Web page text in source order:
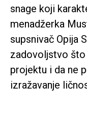
snage koji
menadžerka
supsnivač Opija
zadovoljstvo
projektu i da ne
izražavanje